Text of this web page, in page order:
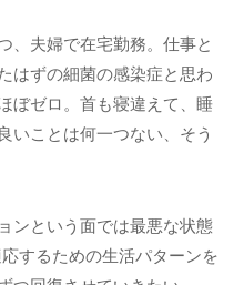
、夫婦で在宅勤務。仕事と
はずの細菌の感染症と思わ
ぼゼロ。首も寝違えて、睡
いことは何一つない、そう
ンという面では最悪な状態
するための生活パターンを